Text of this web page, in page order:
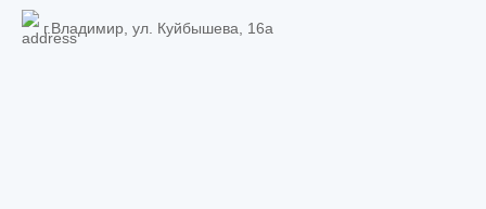
г.Владимир, ул. Куйбышева, 16а